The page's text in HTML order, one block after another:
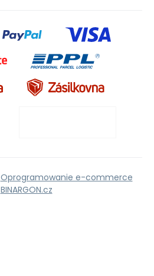
Oprogramowanie e-commerce
BINARGON.cz